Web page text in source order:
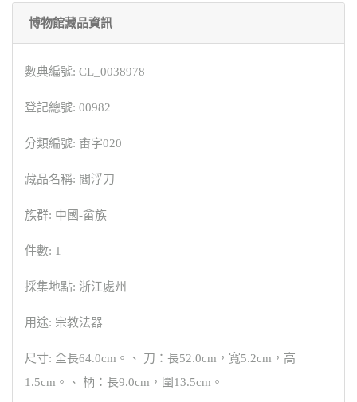
博物館藏品資訊
數典編號: CL_0038978
登記總號: 00982
分類編號: 畬字020
藏品名稱: 閻浮刀
族群: 中國-畲族
件數: 1
採集地點: 浙江處州
用途: 宗教法器
尺寸: 全長64.0cm。、 刀：長52.0cm，寬5.2cm，高
1.5cm。、 柄：長9.0cm，圍13.5cm。